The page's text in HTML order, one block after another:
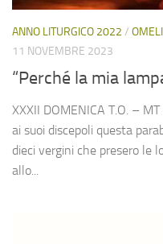
ANNO LITURGICO 2022 /
11 NOVEMBRE 2023
“Perché la mia
XXXII DOMENICA T.O. –
ai suoi discepoli questa
dieci vergini che presero le
allo...